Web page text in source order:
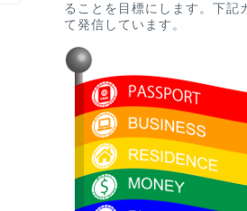
ることを目標にします。下記
て発信しています。